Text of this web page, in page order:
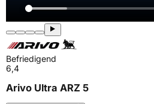
Befriedigend
6,4
Arivo Ultra ARZ 5